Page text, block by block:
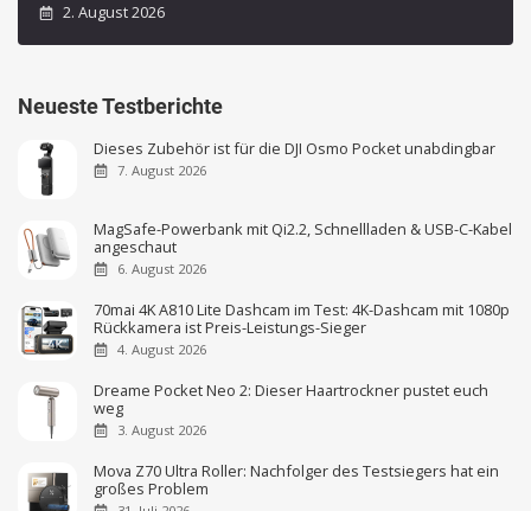
2. August 2026
Neueste Testberichte
Dieses Zubehör ist für die DJI Osmo Pocket unabdingbar
7. August 2026
MagSafe-Powerbank mit Qi2.2, Schnellladen & USB-C-Kabel
angeschaut
6. August 2026
70mai 4K A810 Lite Dashcam im Test: 4K-Dashcam mit 1080p
Rückkamera ist Preis-Leistungs-Sieger
4. August 2026
Dreame Pocket Neo 2: Dieser Haartrockner pustet euch
weg
3. August 2026
Mova Z70 Ultra Roller: Nachfolger des Testsiegers hat ein
großes Problem